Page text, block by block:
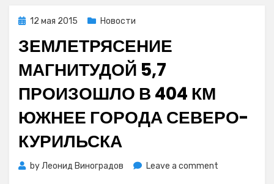
Posted
12 мая 2015 Новости
ЗЕМЛЕТРЯСЕНИЕ
МАГНИТУДОЙ 5,7
ПРОИЗОШЛО В 404 КМ
ЮЖНЕЕ ГОРОДА СЕВЕРО-
КУРИЛЬСКА
byЛеонид Виноградов Leave a comment